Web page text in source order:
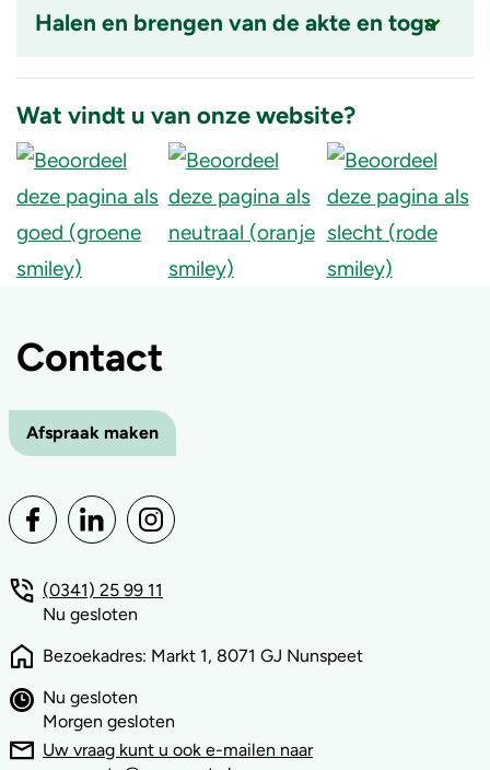
Halen en brengen van de akte en toga
is
ingeklapt
Wat vindt u van onze website?
Contact
Afspraak maken
(0341) 25 99 11
Nu gesloten
Bezoekadres: Markt 1, 8071 GJ Nunspeet
Nu gesloten
Morgen gesloten
Uw vraag kunt u ook e-mailen naar